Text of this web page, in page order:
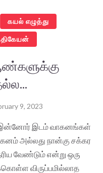
கயல் எழுத்து
9, 2023
இன்னோர் இடம் வாகனங்கள்
அல்லது நான்கு சக்கர
வேண்டும் என்று ஒரு
விருப்பமில்லாத